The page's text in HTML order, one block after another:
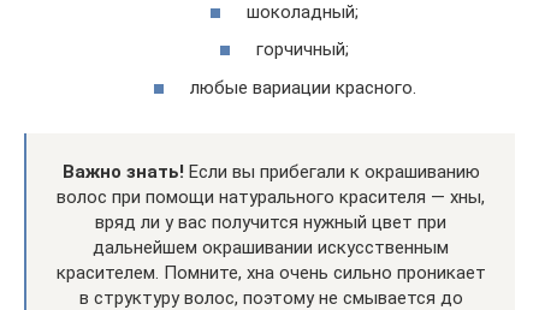
шоколадный;
горчичный;
любые вариации красного.
Важно знать! Если вы прибегали к окрашиванию
волос при помощи натурального красителя — хны,
вряд ли у вас получится нужный цвет при
дальнейшем окрашивании искусственным
красителем. Помните, хна очень сильно проникает
в структуру волос, поэтому не смывается до